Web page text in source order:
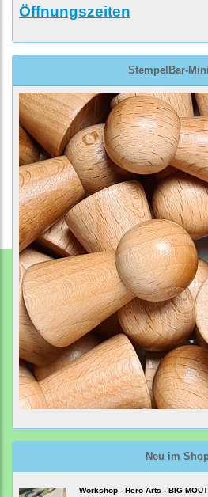
Öffnungszeiten
StempelBar-
Neu im
Workshop - Hero Arts - BIG